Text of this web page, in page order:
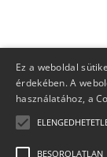
Ez a weboldal
érdekében. A
használatához, a
BESOROLATLAN